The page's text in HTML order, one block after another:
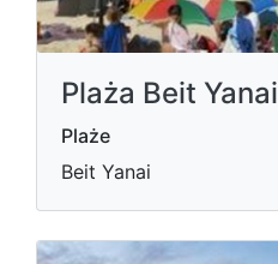
Plaża Beit Yanai
Plaże
Beit Yanai